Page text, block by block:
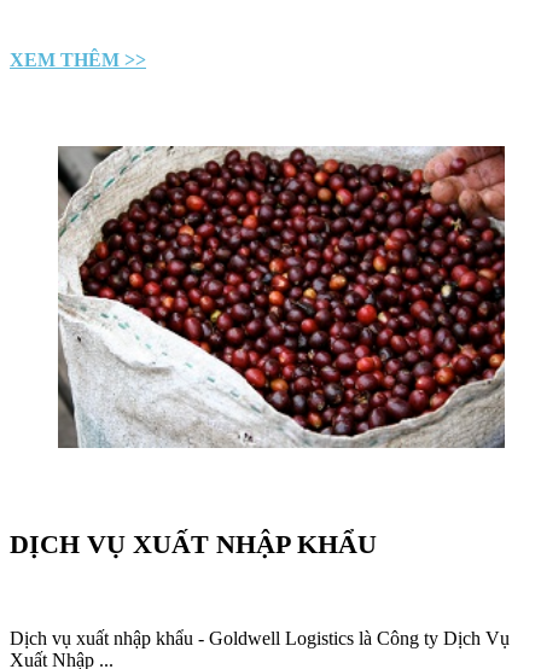
XEM THÊM >>
DỊCH VỤ XUẤT NHẬP KHẨU
Dịch vụ xuất nhập khẩu - Goldwell Logistics là Công ty Dịch Vụ
Xuất Nhập ...